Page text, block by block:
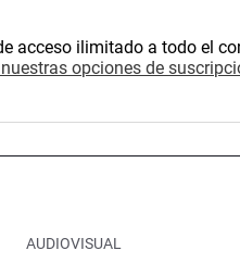
acceso ilimitado a todo el
opciones de
AUDIOVISUAL